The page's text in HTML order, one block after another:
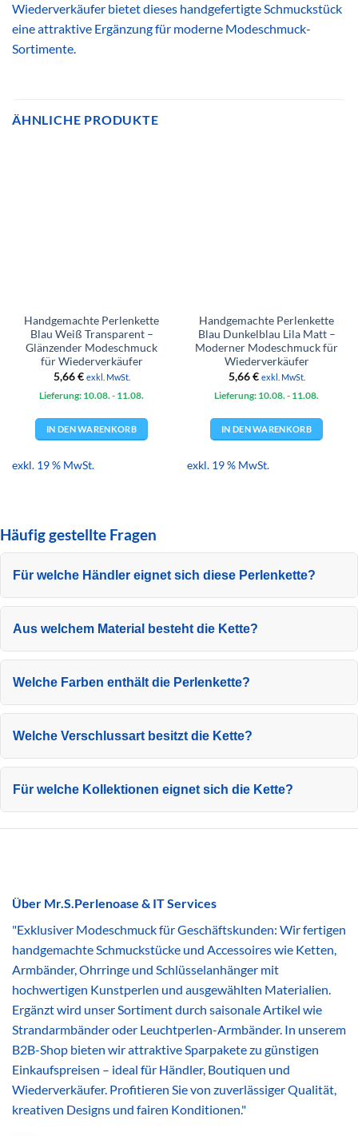
Wiederverkäufer bietet dieses handgefertigte Schmuckstück
eine attraktive Ergänzung für moderne Modeschmuck-
Sortimente.
ÄHNLICHE PRODUKTE
Handgemachte Perlenkette
Blau Weiß Transparent –
Glänzender Modeschmuck
für Wiederverkäufer
5,66€ exkl. MwSt.
Lieferung: 10.08. - 11.08.
IN DEN WARENKORB
exkl. 19 % MwSt.
Handgemachte Perlenkette
Blau Dunkelblau Lila Matt –
Moderner Modeschmuck für
Wiederverkäufer
5,66€ exkl. MwSt.
Lieferung: 10.08. - 11.08.
IN DEN WARENKORB
exkl. 19 % MwSt.
Häufig gestellte Fragen
Für welche Händler eignet sich diese Perlenkette?
Aus welchem Material besteht die Kette?
Welche Farben enthält die Perlenkette?
Welche Verschlussart besitzt die Kette?
Für welche Kollektionen eignet sich die Kette?
Über Mr.S.Perlenoase & IT Services
"Exklusiver Modeschmuck für Geschäftskunden: Wir fertigen
handgemachte Schmuckstücke und Accessoires wie Ketten,
Armbänder, Ohrringe und Schlüsselanhänger mit
hochwertigen Kunstperlen und ausgewählten Materialien.
Ergänzt wird unser Sortiment durch saisonale Artikel wie
Strandarmbänder oder Leuchtperlen-Armbänder. In unserem
B2B-Shop bieten wir attraktive Sparpakete zu günstigen
Einkaufspreisen – ideal für Händler, Boutiquen und
Wiederverkäufer. Profitieren Sie von zuverlässiger Qualität,
kreativen Designs und fairen Konditionen."